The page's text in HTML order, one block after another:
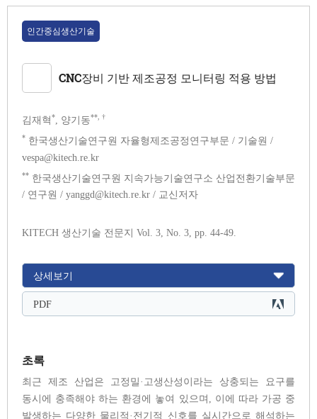
인간중심생산기술
CNC장비 기반 제조공정 모니터링 적용 방법
김재혁* , 양기동**, †
* 한국생산기술연구원 자율형제조공정연구부문 / 기술원 /
vespa@kitech.re.kr
** 한국생산기술연구원 지속가능기술연구소 산업전환기술부문
/ 연구원 / yanggd@kitech.re.kr / 교신저자
KITECH 생산기술 전문지 Vol. 3, No. 3, pp. 44-49.
상세보기
PDF
초록
최근 제조 산업은 고정밀·고생산성이라는 상충되는 요구를
동시에 충족해야 하는 환경에 놓여 있으며, 이에 따라 가공 중
발생하는 다양한 물리적·전기적 신호를 실시간으로 해석하는